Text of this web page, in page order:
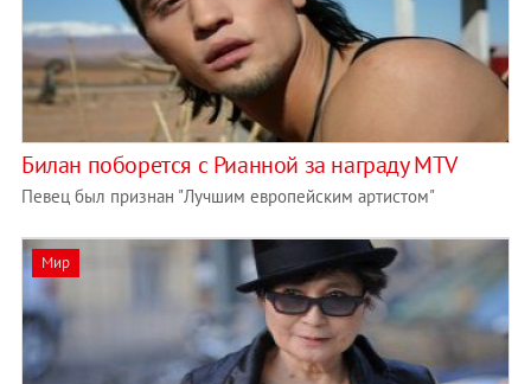
Билан поборется с Рианной за награду MTV
Певец был признан "Лучшим европейским артистом"
Мир